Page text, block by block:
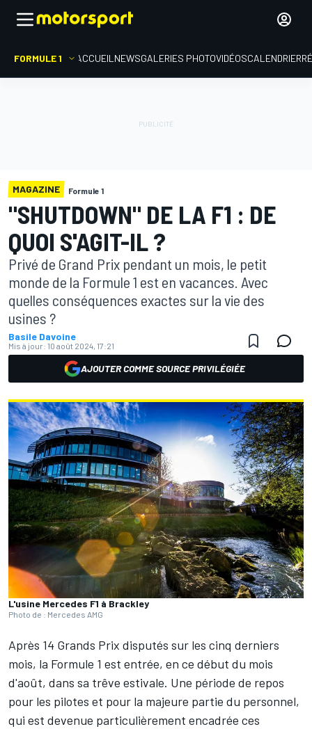
FORMULE 1 ACCUEIL NEWSGALERIES PHOTOVIDÉOSCALENDRIER
MAGAZINE Formule 1
"SHUTDOWN" DE LA F1 : DE
QUOI S'AGIT-IL ?
Privé de Grand Prix pendant un mois, le petit
monde de la Formule 1 est en vacances. Avec
quelles conséquences exactes sur la vie des
usines ?
Basile Davoine
Mis à jour: 10 août 2024, 17:21
AJOUTER COMME SOURCE PRIVILÉGIÉE
L'usine Mercedes F1 à Brackley
Photo de : Mercedes AMG
Après 14 Grands Prix disputés sur les cinq derniers
mois, la Formule 1 est entrée, en ce début du mois
d'août, dans sa trêve estivale. Une période de repos
pour les pilotes et pour la majeure partie du personnel,
qui est devenue particulièrement encadrée ces